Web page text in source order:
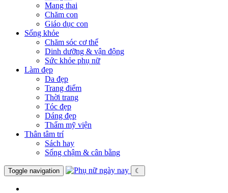
Mang thai
Chăm con
Giáo dục con
Sống khỏe
Chăm sóc cơ thể
Dinh dưỡng & vận động
Sức khỏe phụ nữ
Làm đẹp
Da đẹp
Trang điểm
Thời trang
Tóc đẹp
Dáng đẹp
Thẩm mỹ viện
Thân tâm trí
Sách hay
Sống chậm & cân bằng
Toggle navigation ☾